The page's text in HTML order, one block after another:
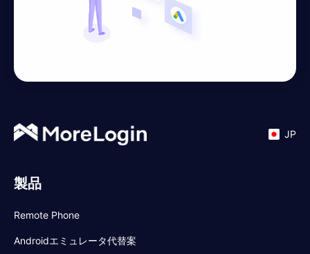
JP
製品
Remote Phone
Androidエミュレータ代替案